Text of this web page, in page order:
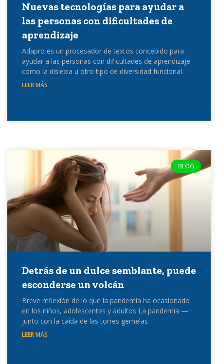
Nuevas tecnologías para ayudar a
las personas con dificultades de
aprendizaje
Adapro es un procesador de textos concebido para
ayudar a las personas con dificultades de aprendizaje
como la dislexia u otro tipo de diversidad funcional
LEER MÁS
BLOG
Detrás de un dulce semblante, puede
esconderse un volcán
Breve reflexión de lo que la pandemia ha ocasionado
en los niños, adolescentes y adultos La pandemia —
junto con la caída de las torres gemelas
LEER MÁS